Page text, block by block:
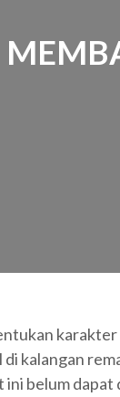
kalangan
ini belum